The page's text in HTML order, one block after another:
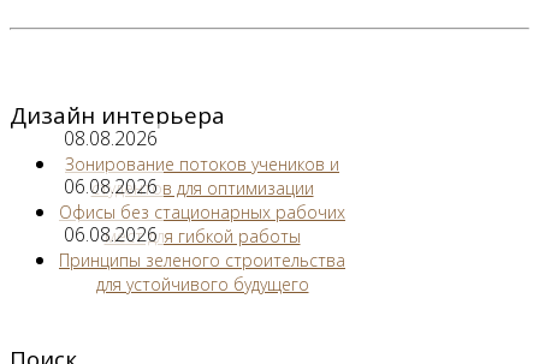
Дизайн интерьера
08.08.2026
Зонирование потоков учеников и
студентов для оптимизации
06.08.2026
Офисы без стационарных рабочих
мест для гибкой работы
06.08.2026
Принципы зеленого строительства
для устойчивого будущего